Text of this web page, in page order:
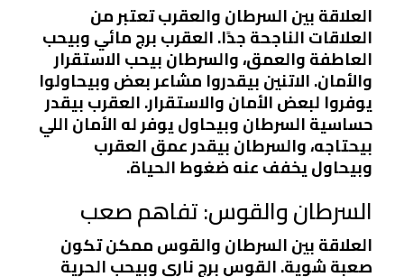
العلاقة بين السرطان والعقرب تعتبر من
العلاقات الناجحة جدًا. العقرب برج مائي وبيحب
العاطفة والعمق، والسرطان بيحب الاستقرار
والأمان. الاتنين بيقدروا مشاعر بعض وبيحاولوا
يوفروا لبعض الأمان والاستقرار. العقرب بيقدر
حساسية السرطان وبيحاول يوفر له الأمان اللي
بيحتاجه، والسرطان بيقدر عمق العقرب
وبيحاول يخفف عنه ضغوط الحياة.
السرطان والقوس: تفاهم صعب
العلاقة بين السرطان والقوس ممكن تكون
صعبة شوية. القوس برج ناري وبيحب الحرية